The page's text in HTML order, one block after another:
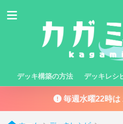
デッキ構築の方法 デッキレシ
毎週水曜22時は